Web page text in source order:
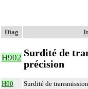
Diag
H902 Surdité de
précision
H90 Surdité de